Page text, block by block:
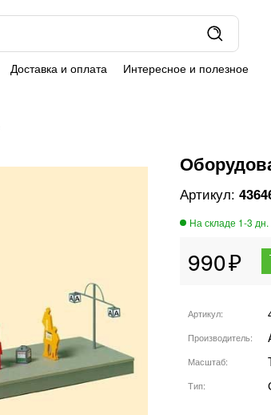
Доставка и оплата Интересное и полезное
990
Артикул
Производитель
Масштаб
Тип